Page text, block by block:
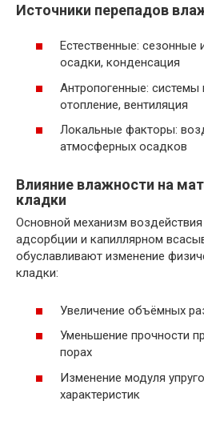
Источники перепадов
Естественные: сезонные
осадки, конденсация
Антропогенные:
отопление, вентиляция
Локальные факторы:
атмосферных осадков
Влияние влажности на
кладки
Основной механизм
адсорбции и капиллярном
обуславливают изменение
кладки:
Увеличение объёмных
Уменьшение прочности
порах
Изменение модуля
характеристик